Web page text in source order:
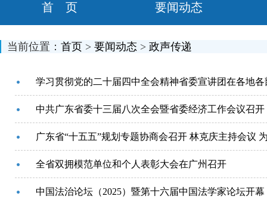
首 页 要闻动态
当前位置： 首页 > 要闻动态 > 政声传递
学习贯彻党的二十届四中全会精神省委宣讲团在各地
广东省“十五五”规划专题协商会召开 林克庆主持会议
全省双拥模范单位和个人表彰大会在广州召开
中国法治论坛（2025）暨第十六届中国法学家论坛开